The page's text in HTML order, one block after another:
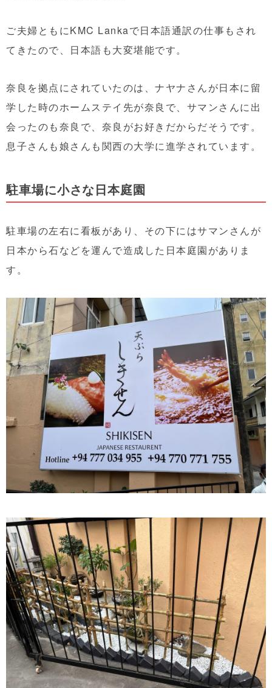
ご夫婦ともにKMC Lankaで日本語通訳の仕事もされ
てきたので、日本語も大変堪能です。
奈良を拠点にされていたのは、ナヤナさんが日本に留
学した時のホームステイ先が奈良で、サマンさんに出
会ったのも奈良で、奈良がお好きだからだそうです。
息子さんも娘さんも関西の大学に進学されています。
駐車場に小さな日本庭園
駐車場の左右に看板があり、その下にはサマンさんが
日本から石などを運んで造成した日本庭園がありま
す。